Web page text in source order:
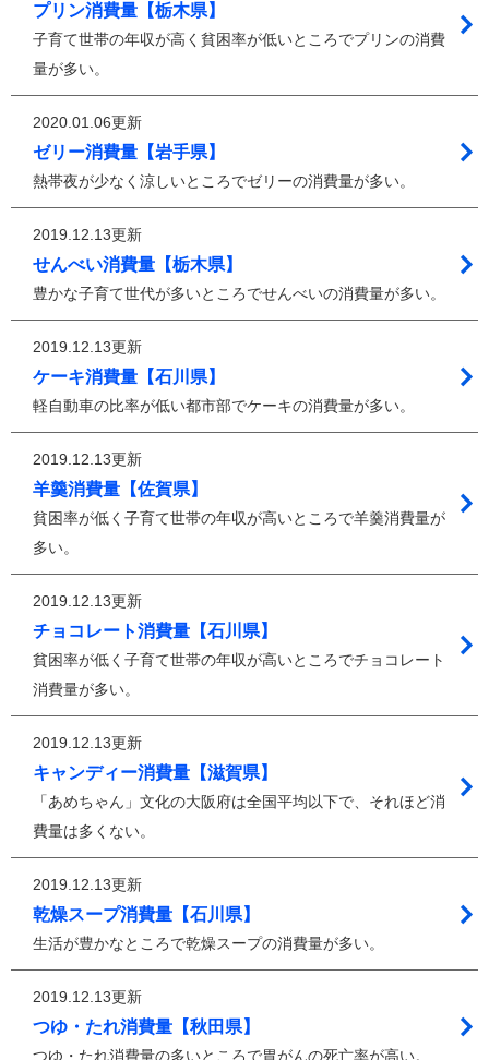
プリン消費量【栃木県】
子育て世帯の年収が高く貧困率が低いところでプリンの消費
量が多い。
2020.01.06更新
ゼリー消費量【岩手県】
熱帯夜が少なく涼しいところでゼリーの消費量が多い。
2019.12.13更新
せんべい消費量【栃木県】
豊かな子育て世代が多いところでせんべいの消費量が多い。
2019.12.13更新
ケーキ消費量【石川県】
軽自動車の比率が低い都市部でケーキの消費量が多い。
2019.12.13更新
羊羹消費量【佐賀県】
貧困率が低く子育て世帯の年収が高いところで羊羹消費量が
多い。
2019.12.13更新
チョコレート消費量【石川県】
貧困率が低く子育て世帯の年収が高いところでチョコレート
消費量が多い。
2019.12.13更新
キャンディー消費量【滋賀県】
「あめちゃん」文化の大阪府は全国平均以下で、それほど消
費量は多くない。
2019.12.13更新
乾燥スープ消費量【石川県】
生活が豊かなところで乾燥スープの消費量が多い。
2019.12.13更新
つゆ・たれ消費量【秋田県】
つゆ・たれ消費量の多いところで胃がんの死亡率が高い。